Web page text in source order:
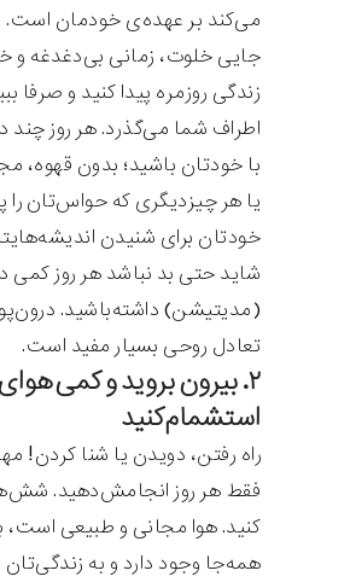
می‌کند بر عهده‌ی خودمان است.
جایی خلوت، زمانی بی‌دغدغه و
زندگی روزمره پیدا کنید و صرفا
اطراف شما می‌گذرد. هر روز چند
با خودتان باشید؛ بدون قهوه،
یا هر چیزدیگری که حواس‌تان را
خودتان برای شنیدن
شاید حتی بد نباشد هر روز کمی
(مدیتیشن) داشته‌باشید.
تعادل روحی بسیار مفید است.
۲. بیرون بروید و کمی هوای
استشمام‌کنید
راه رفتن، دویدن یا شنا کردن!
فقط هر روز انجامش‌دهید.
کنید. هوا مجانی و طبیعی است،
همه‌جا وجود دارد و به